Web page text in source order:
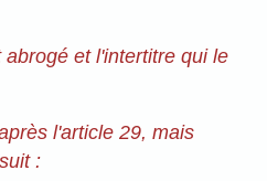
abrogé et l'intertitre qui le
l'article 29, mais
: